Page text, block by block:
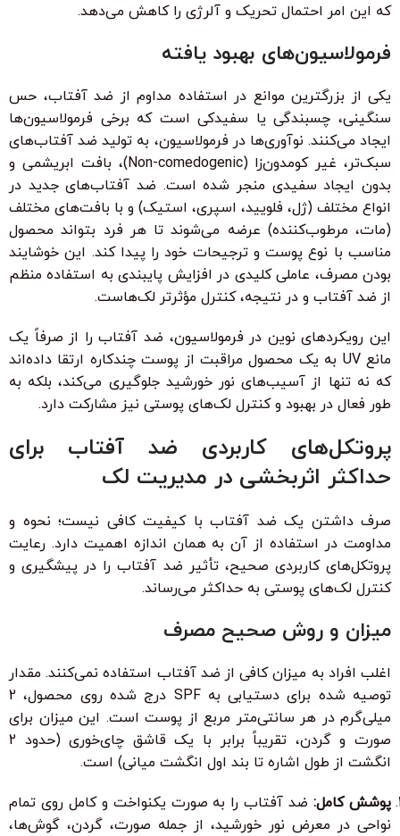
که این امر احتمال تحریک و آلرژی را کاهش می‌دهد.
فرمولاسیون‌های بهبود یافته
یکی از بزرگترین موانع در استفاده مداوم از ضد آفتاب، حس
سنگینی، چسبندگی یا سفیدکی است که برخی فرمولاسیون‌ها
ایجاد می‌کنند. نوآوری‌ها در فرمولاسیون، به تولید ضد آفتاب‌های
سبک‌تر، غیر کومدون‌زا (Non-comedogenic)، بافت ابریشمی و
بدون ایجاد سفیدی منجر شده است. ضد آفتاب‌های جدید در
انواع مختلف (ژل، فلویید، اسپری، استیک) و با بافت‌های مختلف
(مات، مرطوب‌کننده) عرضه می‌شوند تا هر فرد بتواند محصول
مناسب با نوع پوست و ترجیحات خود را پیدا کند. این خوشایند
بودن مصرف، عاملی کلیدی در افزایش پایبندی به استفاده منظم
از ضد آفتاب و در نتیجه، کنترل مؤثرتر لک‌هاست.
این رویکردهای نوین در فرمولاسیون، ضد آفتاب را از صرفاً یک
مانع UV به یک محصول مراقبت از پوست چندکاره ارتقا داده‌اند
که نه تنها از آسیب‌های نور خورشید جلوگیری می‌کند، بلکه به
طور فعال در بهبود و کنترل لک‌های پوستی نیز مشارکت دارد.
پروتکل‌های کاربردی ضد آفتاب برای
حداکثر اثربخشی در مدیریت لک
صرف داشتن یک ضد آفتاب با کیفیت کافی نیست؛ نحوه و
مداومت در استفاده از آن به همان اندازه اهمیت دارد. رعایت
پروتکل‌های کاربردی صحیح، تأثیر ضد آفتاب را در پیشگیری و
کنترل لک‌های پوستی به حداکثر می‌رساند.
میزان و روش صحیح مصرف
اغلب افراد به میزان کافی از ضد آفتاب استفاده نمی‌کنند. مقدار
توصیه شده برای دستیابی به SPF درج شده روی محصول، 2
میلی‌گرم در هر سانتی‌متر مربع از پوست است. این میزان برای
صورت و گردن، تقریباً برابر با یک قاشق چای‌خوری (حدود 2
انگشت از طول اشاره تا بند اول انگشت میانی) است.
پوشش کامل:ضد آفتاب را به صورت یکنواخت و کامل روی تمام
نواحی در معرض نور خورشید، از جمله صورت، گردن، گوش‌ها،